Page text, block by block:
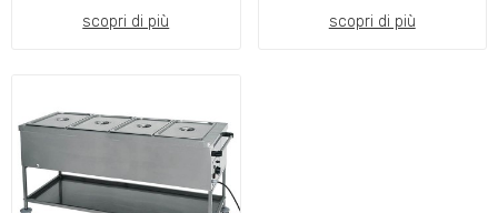
scopri di più scopri di più